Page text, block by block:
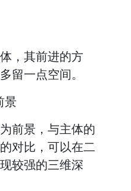
，其前进的方
留一点空间。
景
前景，与主体的
对比，可以在二
较强的三维深